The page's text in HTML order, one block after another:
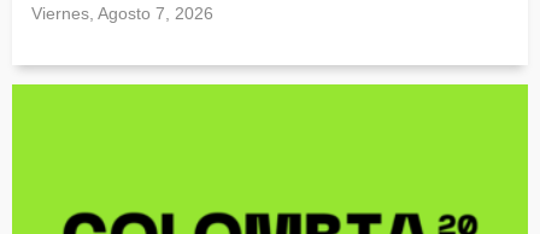
Viernes, Agosto 7, 2026